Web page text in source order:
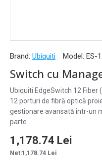
Brand: Ubiquiti Model: ES-
Ubiquiti EdgeSwitch 12 Fiber
12 porturi de fibră optică
gestionare avansată într-un
parte ..
1,178.74 Lei
Net:1,178.74 Lei